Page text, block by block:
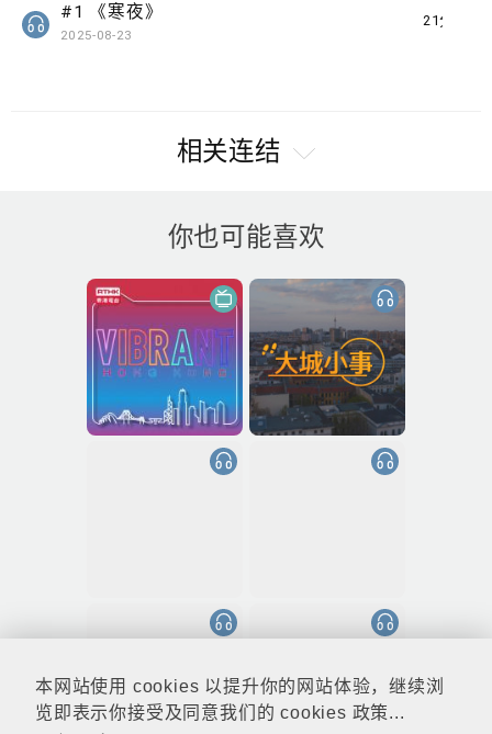
本网站使用 cookies 以提升你的网站体验，继续浏
览即表示你接受及同意我们的 cookies 政策...
21分钟
#1 《寒夜》
2025-08-23
相关连结
你也可能喜欢